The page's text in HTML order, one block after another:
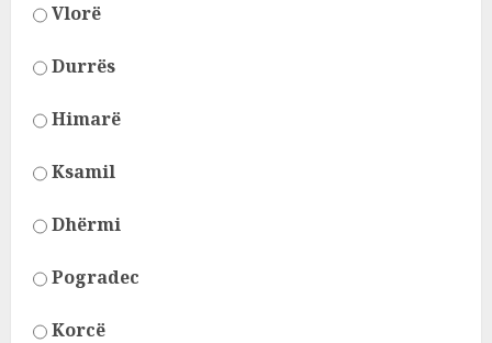
Vlorë
Durrës
Himarë
Ksamil
Dhërmi
Pogradec
Korcë